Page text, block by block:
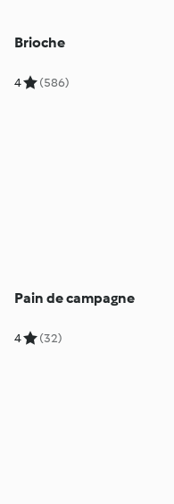
Brioche
4 (586)
Pain de campagne
4 (32)